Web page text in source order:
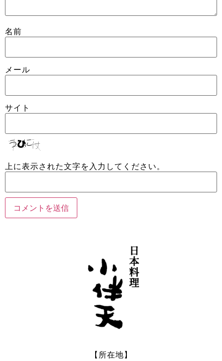
名前
メール
サイト
上に表示された文字を入力してください。
【所在地】